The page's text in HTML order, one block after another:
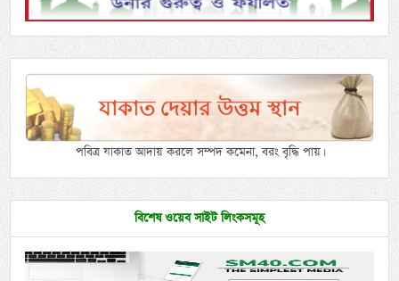
পবিত্র যাকাত আদায় করলে সম্পদ কমেনা, বরং বৃদ্ধি পায়।
বিশেষ ওয়েব সাইট লিংকসমূহ